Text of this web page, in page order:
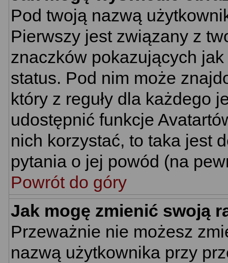
Pod twoją nazwą
Pierwszy jest związany z
znaczków pokazujących
status. Pod nim może
który z reguły dla każdego
udostępnić funkcje
nich korzystać, to taka jest
pytania o jej powód (na
Powrót do góry
Jak mogę zmienić swoją
Przeważnie nie możesz
nazwą użytkownika przy